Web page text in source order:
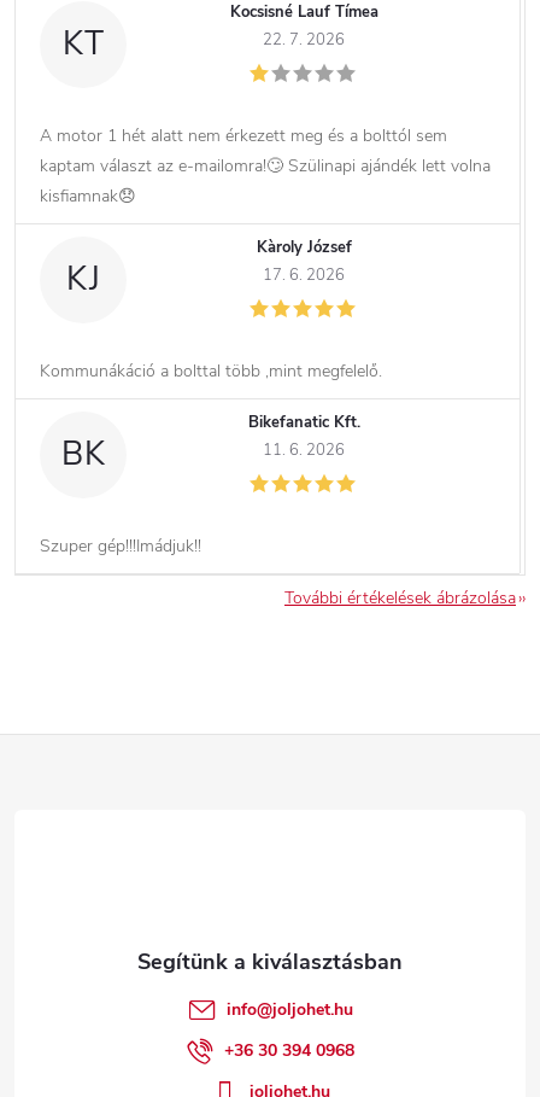
KT
Kocsisné Lauf Tímea
22. 7. 2026
A motor 1 hét alatt nem érkezett meg és a bolttól sem
kaptam választ az e-mailomra!🙄 Szülinapi ajándék lett volna
kisfiamnak😞
KJ
Kàroly József
17. 6. 2026
Kommunákáció a bolttal több ,mint megfelelő.
BK
Bikefanatic Kft.
11. 6. 2026
Szuper gép!!!Imádjuk!!
További értékelések ábrázolása
info@joljohet.hu
+36 30 394 0968
joljohet.hu